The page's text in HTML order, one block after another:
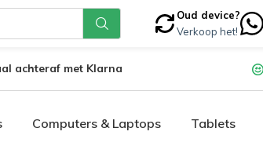
Oud device?
Verkoop het!
achteraf met Klarna
Computers & Laptops Tablets